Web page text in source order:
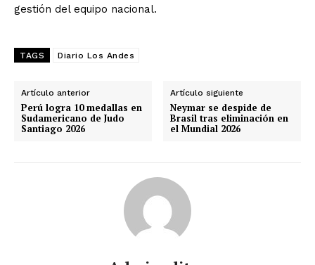
gestión del equipo nacional.
TAGS Diario Los Andes
Artículo anterior
Perú logra 10 medallas en
Sudamericano de Judo
Santiago 2026
Artículo siguiente
Neymar se despide de
Brasil tras eliminación en
el Mundial 2026